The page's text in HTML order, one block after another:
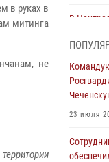
в руках в
митинга
не
В
И.К.
06
23 июля